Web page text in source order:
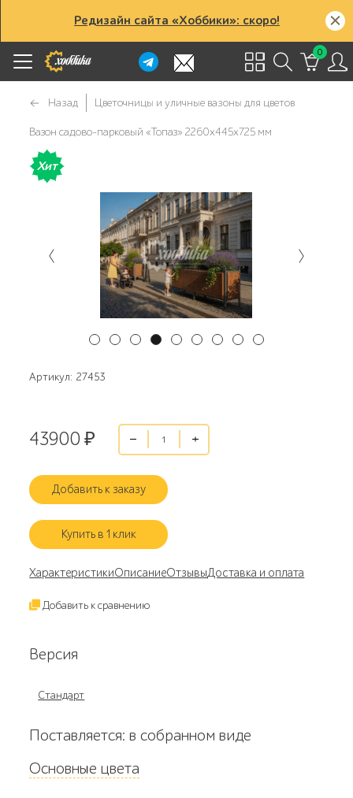
Редизайн сайта «Хоббики»: скоро!
0
Назад Цветочницы и уличные вазоны для цветов
Вазон садово-парковый «Топаз» 2260х445х725 мм
Хит
Артикул: 27453
43900 ₽
Добавить к заказу
Купить в 1 клик
ХарактеристикиОписаниеОтзывыДоставка и оплата
Добавить к сравнению
Версия
Стандарт
Поставляется: в собранном виде
Основные цвета